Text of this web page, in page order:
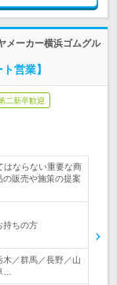
メーカー横浜ゴムグル
営業】
二新卒歓迎
はならない重要な商
販売や施策の提案
ちの方
／群馬／長野／山
…